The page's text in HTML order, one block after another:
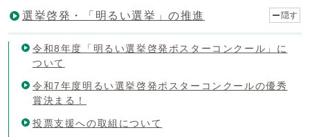
選挙啓発・「明るい選挙」の推進 隠す
令和8年度「明るい選挙啓発ポスターコンクール」に
ついて
令和7年度明るい選挙啓発ポスターコンクールの優秀
賞決まる！
投票支援への取組について